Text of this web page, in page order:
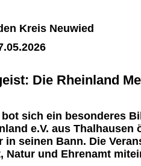
Kreis Neuwied
Die Rheinland
sich ein besonderes
e.V. aus Thalhausen
in seinen Bann. Die
Natur und Ehrenamt